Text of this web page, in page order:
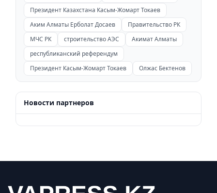
Президент Казахстана Касым-Жомарт Токаев
Аким Алматы Ерболат Досаев
Правительство РК
МЧС РК
строительство АЭС
Акимат Алматы
республиканский референдум
Президент Касым-Жомарт Токаев
Олжас Бектенов
Новости партнеров